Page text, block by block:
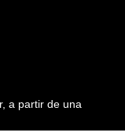
a partir de una